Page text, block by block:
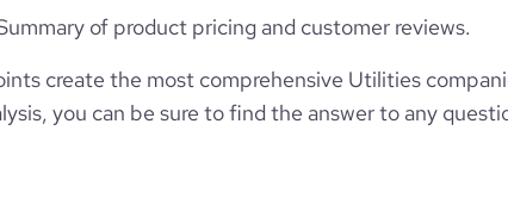
61.54
of product pricing and customer reviews.
create the most comprehensive Utilities
you can be sure to find the answer to any